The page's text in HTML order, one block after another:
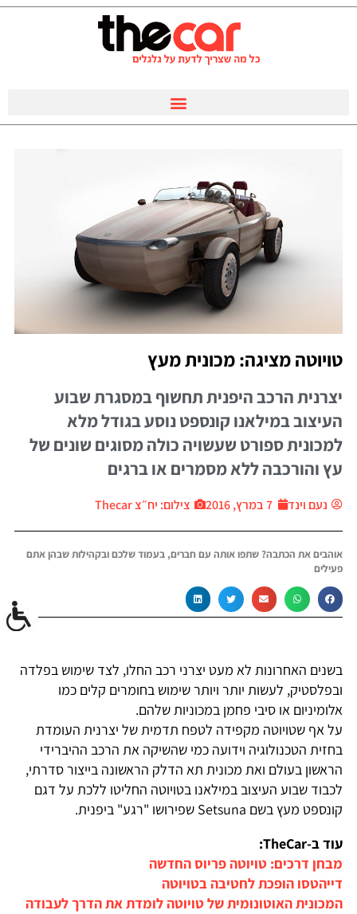
טויוטה מציגה: מכונית מעץ
יצרנית הרכב היפנית תחשוף במסגרת שבוע
העיצוב במילאנו קונספט נוסע בגודל מלא
למכונית ספורט שעשויה כולה מסוגים שונים של
עץ והורכבה ללא מסמרים או ברגים
נעם וינד 7 במרץ, 2016 צילום: יח״צ Thecar
אוהבים את הכתבה? שתפו אותה עם חברים, בעמוד שלכם ובקהילות שבהן אתם
פעילים
בשנים האחרונות לא מעט יצרני רכב החלו, לצד שימוש בפלדה
ובפלסטיק, לעשות יותר ויותר שימוש בחומרים קלים כמו
אלומיניום או סיבי פחמן במכוניות שלהם.
על אף שטויוטה מקפידה לטפח תדמית של יצרנית העומדת
בחזית הטכנולוגיה וידועה כמי שהשיקה את הרכב ההיברידי
הראשון בעולם ואת מכונית תא הדלק הראשונה בייצור סדרתי,
לכבוד שבוע העיצוב במילאנו בטויוטה החליטו ללכת על דגם
קונספט מעץ בשם Setsuna שפירושו "רגע" ביפנית.
עוד ב-TheCar:
מבחן דרכים: טויוטה פריוס החדשה
דייהטסו הופכת לחטיבה בטויוטה
המכונית האוטונומית של טויוטה לומדת את הדרך לעבודה